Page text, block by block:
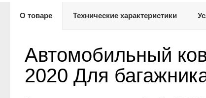
О товаре Технические характеристики
Автомобильный
2020 Для